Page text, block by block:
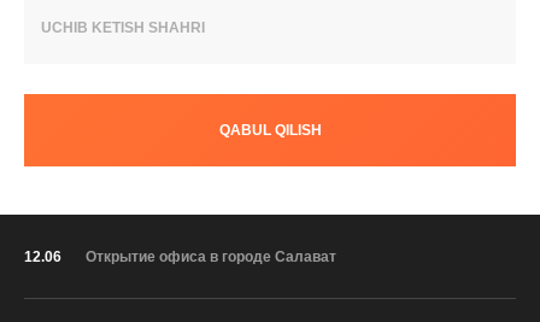
UCHIB KETISH SHAHRI
QABUL QILISH
12.06 Открытие офиса в городе Салават